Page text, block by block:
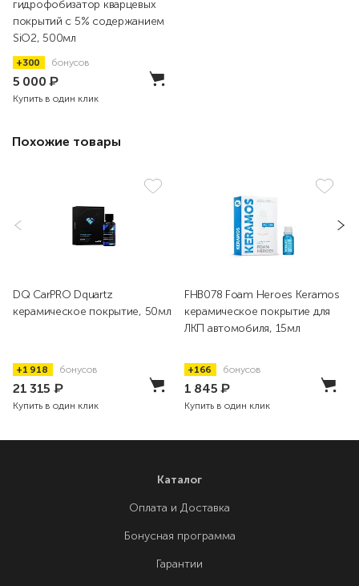
гидрофобизатор кварцевых
покрытий с 5% содержанием
SiO2, 500мл
+300 бонусов
5 000₽
Купить в один клик
Похожие товары
DQ CarPRO Dquartz
керамическое покрытие, 50мл
+1 918 бонусов
21 315 ₽
Купить в один клик
FHB078 Foam Heroes Keramos
керамическое покрытие для
ЛКП автомобиля, 15мл
+166 бонусов
1 845₽
Купить в один клик
Каталог
Оплата и Доставка
Бонусная программа
Гарантии